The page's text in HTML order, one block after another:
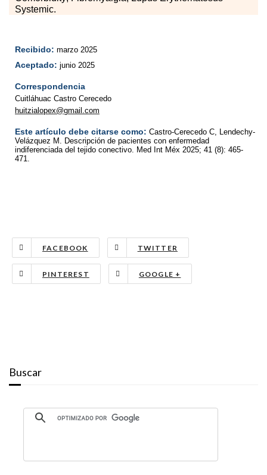
Systemic.
Recibido: marzo 2025
Aceptado: junio 2025
Correspondencia
Cuitláhuac Castro Cerecedo
huitzialopex@gmail.com
Este artículo debe citarse como: Castro-Cerecedo C, Lendechy-
Velázquez M. Descripción de pacientes con enfermedad
indiferenciada del tejido conectivo. Med Int Méx 2025; 41 (8): 465-
471.
FACEBOOK TWITTER
PINTEREST GOOGLE +
Buscar